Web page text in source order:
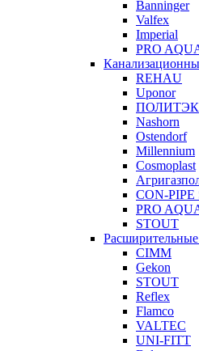
Banninger
Valfex
Imperial
PRO
REHAU
Uponor
ПОЛИТЭК
Nashorn
Ostendorf
Millennium
Cosmoplast
CON-PIPE
PRO
STOUT
CIMM
Gekon
STOUT
Reflex
Flamco
VALTEC
UNI-FITT